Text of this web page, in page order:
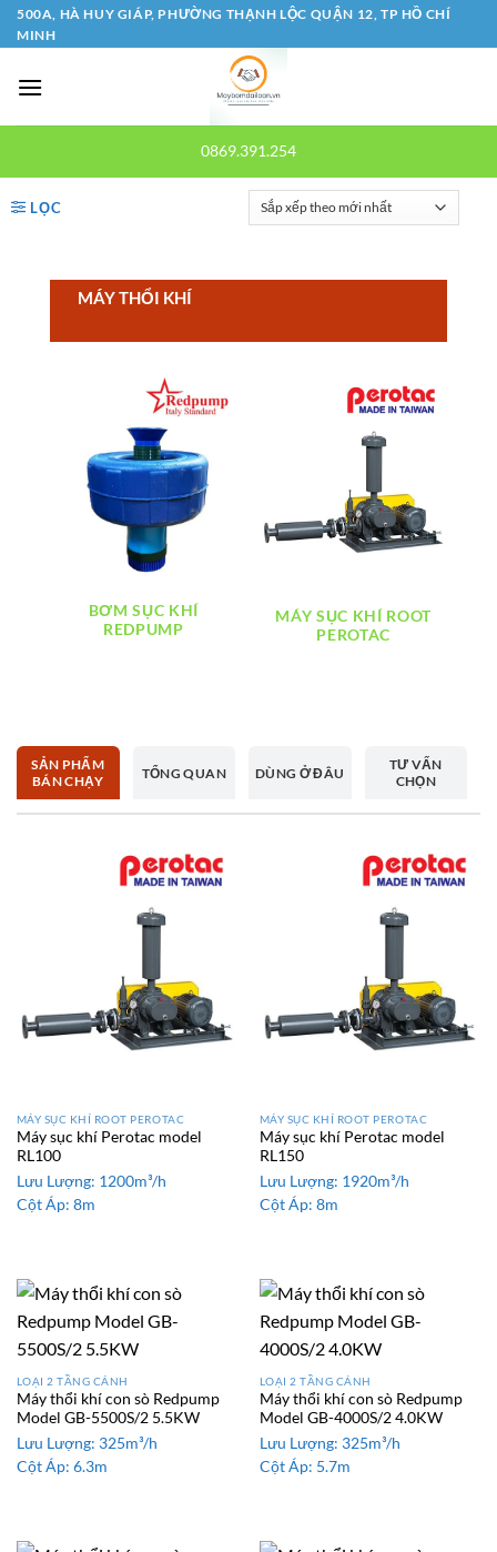
Bỏ
qua
dung
500A, HÀ HUY GIÁP, PHƯỜNG THẠNH LỘC QUẬN 12, TP HỒ CHÍ
MINH
0869.391.254
LỌC
MÁY THỔI KHÍ
BƠM SỤC KHÍ
REDPUMP
MÁY SỤC KHÍ ROOT
PEROTAC
SẢN PHẨM
BÁN CHẠY
TỔNG QUAN DÙNG Ở ĐÂU
TƯ VẤN
CHỌN
MÁY SỤC KHÍ ROOT PEROTAC
Máy sục khí Perotac model
RL100
Lưu Lượng: 1200m³/h
Cột Áp: 8m
MÁY SỤC KHÍ ROOT PEROTAC
Máy sục khí Perotac model
RL150
Lưu Lượng: 1920m³/h
Cột Áp: 8m
LOẠI 2 TẦNG CÁNH
Máy thổi khí con sò Redpump
Model GB-5500S/2 5.5KW
Lưu Lượng: 325m³/h
Cột Áp: 6.3m
LOẠI 2 TẦNG CÁNH
Máy thổi khí con sò Redpump
Model GB-4000S/2 4.0KW
Lưu Lượng: 325m³/h
Cột Áp: 5.7m